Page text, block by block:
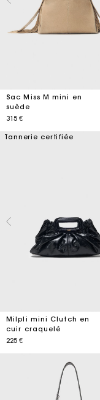
Sac Miss M mini en
suède
315 €
Tannerie certifiée
Milpli mini Clutch en
cuir craquelé
225 €